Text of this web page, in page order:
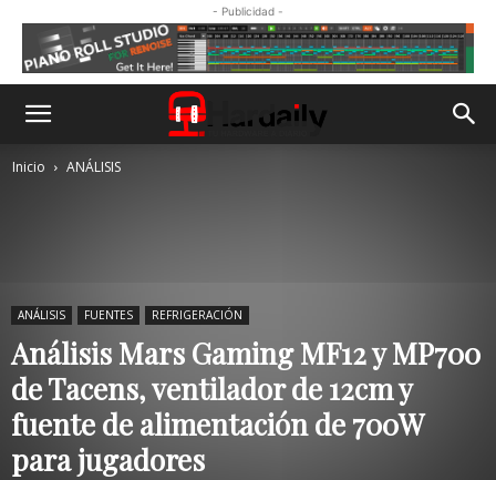
- Publicidad -
Inicio ANÁLISIS
ANÁLISIS FUENTES REFRIGERACIÓN
Análisis Mars Gaming MF12 y MP700
de Tacens, ventilador de 12cm y
fuente de alimentación de 700W
para jugadores